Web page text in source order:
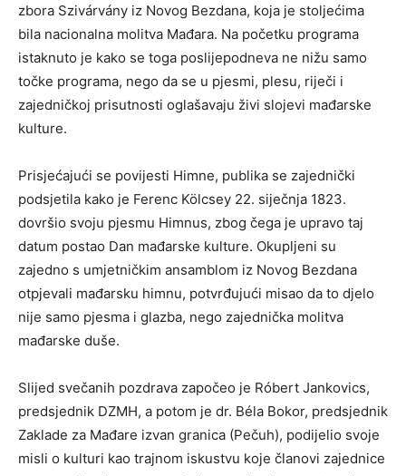
zbora Szivárvány iz Novog Bezdana, koja je stoljećima
bila nacionalna molitva Mađara. Na početku programa
istaknuto je kako se toga poslijepodneva ne nižu samo
točke programa, nego da se u pjesmi, plesu, riječi i
zajedničkoj prisutnosti oglašavaju živi slojevi mađarske
kulture.
Prisjećajući se povijesti Himne, publika se zajednički
podsjetila kako je Ferenc Kölcsey 22. siječnja 1823.
dovršio svoju pjesmu Himnus, zbog čega je upravo taj
datum postao Dan mađarske kulture. Okupljeni su
zajedno s umjetničkim ansamblom iz Novog Bezdana
otpjevali mađarsku himnu, potvrđujući misao da to djelo
nije samo pjesma i glazba, nego zajednička molitva
mađarske duše.
Slijed svečanih pozdrava započeo je Róbert Jankovics,
predsjednik DZMH, a potom je dr. Béla Bokor, predsjednik
Zaklade za Mađare izvan granica (Pečuh), podijelio svoje
misli o kulturi kao trajnom iskustvu koje članovi zajednice